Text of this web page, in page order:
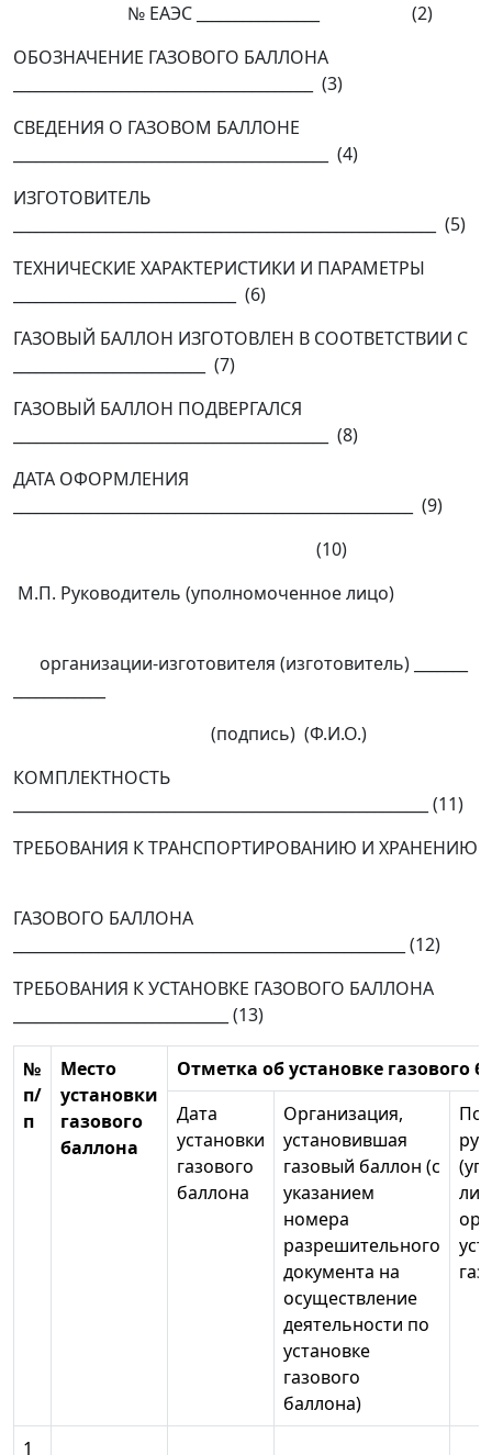
№ ЕАЭС ________________ (2)
ОБОЗНАЧЕНИЕ ГАЗОВОГО БАЛЛОНА
_______________________________________ (3)
СВЕДЕНИЯ О ГАЗОВОМ БАЛЛОНЕ
_________________________________________ (4)
ИЗГОТОВИТЕЛЬ
_______________________________________________________ (5)
ТЕХНИЧЕСКИЕ ХАРАКТЕРИСТИКИ И ПАРАМЕТРЫ
_____________________________ (6)
ГАЗОВЫЙ БАЛЛОН ИЗГОТОВЛЕН В СООТВЕТСТВИИ С
_________________________ (7)
ГАЗОВЫЙ БАЛЛОН ПОДВЕРГАЛСЯ
_________________________________________ (8)
ДАТА ОФОРМЛЕНИЯ
____________________________________________________ (9)
(10)
М.П. Руководитель (уполномоченное лицо)
организации-изготовителя (изготовитель) _______
(подпись) (Ф.И.О.)
КОМПЛЕКТНОСТЬ
______________________________________________________ (11)
ТРЕБОВАНИЯ К ТРАНСПОРТИРОВАНИЮ И ХРАНЕНИЮ
ГАЗОВОГО БАЛЛОНА
___________________________________________________ (12)
ТРЕБОВАНИЯ К УСТАНОВКЕ ГАЗОВОГО БАЛЛОНА
____________________________ (13)
№
п/
п
Место
установки
газового
баллона
Отметка об установке газового
Дата
установки
газового
баллона
Организация,
установившая
газовый баллон (с
указанием
номера
разрешительного
документа на
осуществление
деятельности по
установке
газового
баллона)
1